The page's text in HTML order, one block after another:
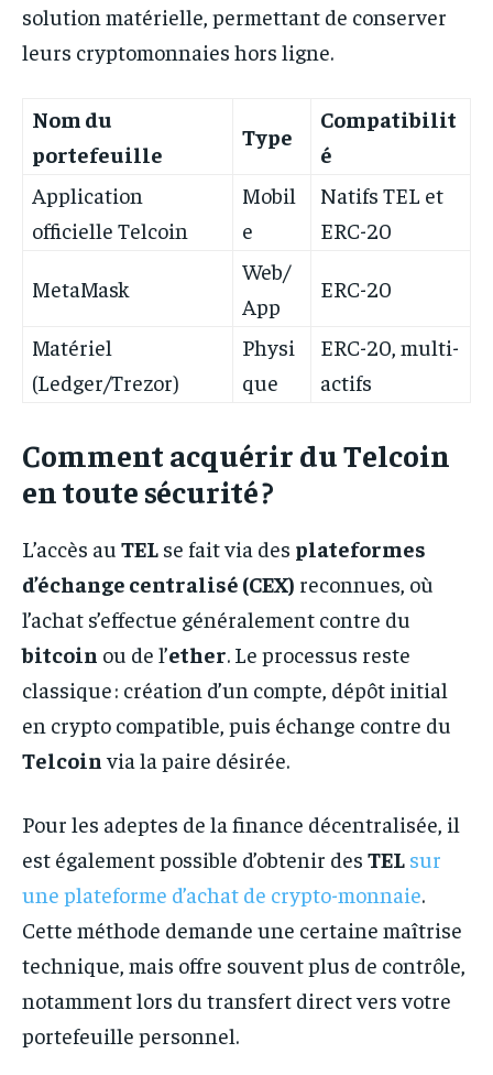
solution matérielle, permettant de conserver
leurs cryptomonnaies hors ligne.
Nom du
portefeuille
Type
Compatibilit
é
Application
officielle Telcoin
Mobil
e
Natifs TEL et
ERC-20
MetaMask
Web/
App
ERC-20
Matériel
(Ledger/Trezor)
Physi
que
ERC-20, multi-
actifs
Comment acquérir du Telcoin
en toute sécurité ?
L’accès au TEL se fait via des plateformes
d’échange centralisé (CEX) reconnues, où
l’achat s’effectue généralement contre du
bitcoin ou de l’ether. Le processus reste
classique : création d’un compte, dépôt initial
en crypto compatible, puis échange contre du
Telcoin via la paire désirée.
Pour les adeptes de la finance décentralisée, il
est également possible d’obtenir des TEL sur
une plateforme d’achat de crypto-monnaie.
Cette méthode demande une certaine maîtrise
technique, mais offre souvent plus de contrôle,
notamment lors du transfert direct vers votre
portefeuille personnel.